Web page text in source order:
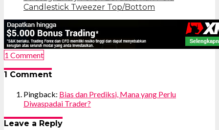
Candlestick Tweezer Top/Bottom
1 Comment
1 Comment
Pingback: Bias dan Prediksi, Mana yang Perlu
Diwaspadai Trader?
Leave a Reply